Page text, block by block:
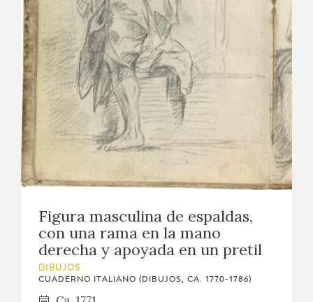
Figura masculina de espaldas,
con una rama en la mano
derecha y apoyada en un pretil
DIBUJOS
CUADERNO ITALIANO (DIBUJOS, CA. 1770-1786)